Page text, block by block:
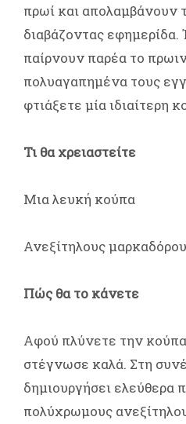
πρωί και απολαμβάνουν
διαβάζοντας
παίρνουν παρέα το
πολυαγαπημένα τους
φτιάξετε μία ιδιαίτερη
Τι θα χρειαστείτε
Μια λευκή κούπα
Ανεξίτηλους
Πώς θα το κάνετε
Αφού πλύνετε την
στέγνωσε καλά. Στη
δημιουργήσει ελεύθερα
πολύχρωμους